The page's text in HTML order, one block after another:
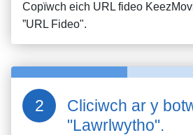
Copïwch eich URL fideo
”URL Fideo".
Cliciwch ar y
"Lawrlwytho".